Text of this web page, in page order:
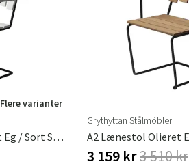
Flere varianter
A2 Lænestol Hvidlakeret Eg / Sort Stel
Grythyttan Stålmöbler
3 159 kr3 510 kr